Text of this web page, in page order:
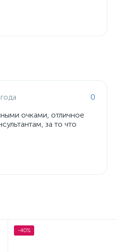
0
очками, отличное
за то что
-40%